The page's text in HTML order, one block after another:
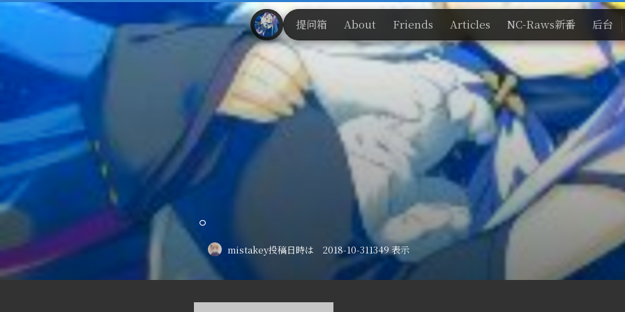
提问箱 About Friends Articles NC-Raws新番 后台
。
mistakey投稿日時は 2018-10-311349 表示